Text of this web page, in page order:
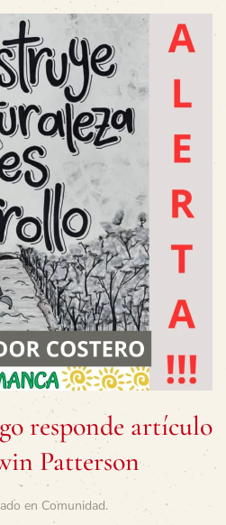
responde artículo
Patterson
en Comunidad.